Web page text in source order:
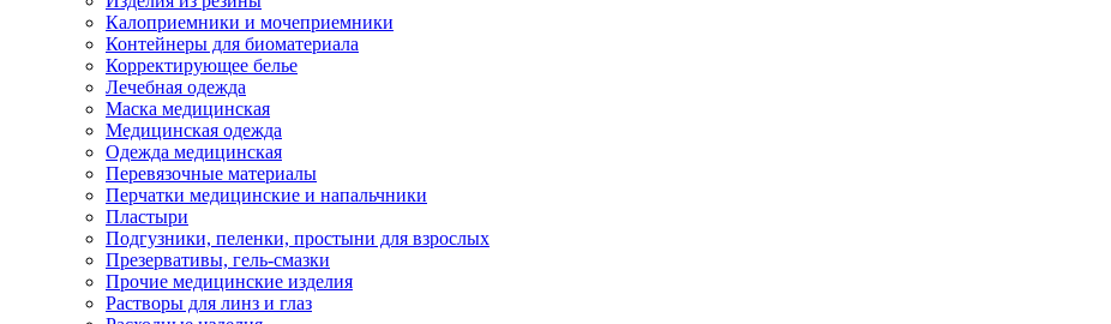
Калоприемники и мочеприемники
Контейнеры для биоматериала
Корректирующее белье
Лечебная одежда
Маска медицинская
Медицинская одежда
Одежда медицинская
Перевязочные материалы
Перчатки медицинские и напальчники
Пластыри
Подгузники, пеленки, простыни для взрослых
Презервативы, гель-смазки
Прочие медицинские изделия
Растворы для линз и глаз